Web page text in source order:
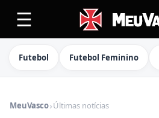
☰
Futebol Futebol Feminino
MeuVasco›Últimas notícias